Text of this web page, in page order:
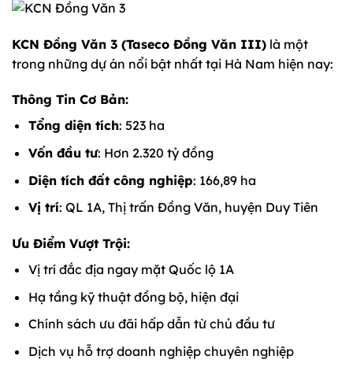
KCN Đồng Văn 3 (Taseco Đồng Văn III) là một
trong những dự án nổi bật nhất tại Hà Nam hiện nay:
Thông Tin Cơ Bản:
Tổng diện tích: 523 ha
Vốn đầu tư: Hơn 2.320 tỷ đồng
Diện tích đất công nghiệp: 166,89 ha
Vị trí: QL 1A, Thị trấn Đồng Văn, huyện Duy Tiên
Ưu Điểm Vượt Trội:
Vị trí đắc địa ngay mặt Quốc lộ 1A
Hạ tầng kỹ thuật đồng bộ, hiện đại
Chính sách ưu đãi hấp dẫn từ chủ đầu tư
Dịch vụ hỗ trợ doanh nghiệp chuyên nghiệp